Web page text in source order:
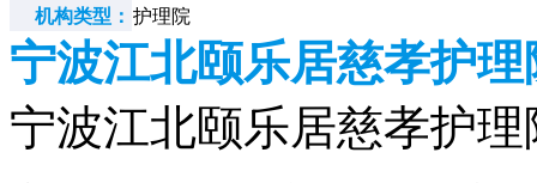
机构类型： 护理院
宁波江北颐乐居慈孝护
宁波江北颐乐居慈孝护理